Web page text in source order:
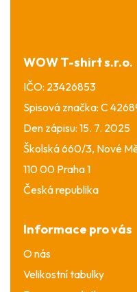
WOW T-shirt s.r.o.
IČO: 23426853
Spisová značka: C
Den zápisu: 15. 7. 2025
Školská 660/3, Nové
110 00 Praha 1
Česká republika
Informace pro vás
O nás
Velikostní tabulky